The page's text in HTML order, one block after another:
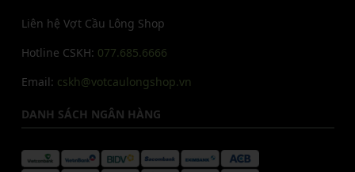
Liên hệ Vợt Cầu Lông Shop
Hotline CSKH: 077.685.6666
Email: cskh@votcaulongshop.vn
DANH SÁCH NGÂN HÀNG